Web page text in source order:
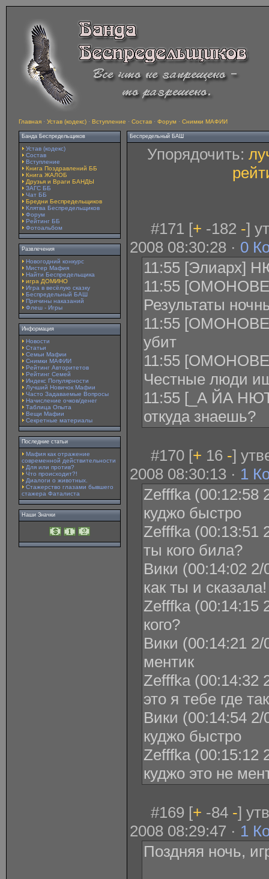
Главная · Устав (кодекс) · Вступление · Состав · Форум · Снимки МАФИИ
Банда Беспредельщиков
Устав (кодекс)
Состав
Вступление
Книга Поздравлений ББ
Книга ЖАЛОБ
Друзья и Враги БАНДЫ
ЗАГС ББ
Чат ББ
Бредни Беспредельщиков
Клятва Беспредельщиков
Форум
Рейтинг ББ
Фотоальбом
Развлечения
Новогодний конкурс
Мистер Мафия
Найти Беспредельщика
игра ДОМИНО
Игра в весёлую сказку
Беспредельный БАШ
Причины наказаний
Флеш - Игры
Информация
Новости
Статьи
Семьи Мафии
Снимки МАФИИ
Рейтинг Авторитетов
Рейтинг Семей
Индекс Популярности
Лучший Новичок Мафии
Часто Задаваемые Вопросы
Начисление очков/денег
Таблица Опыта
Вещи Мафии
Секретные материалы
Последние статьи
Мафия как отражение
современной действительности
Для или против?
Что происходит?!
Диалоги о животных.
Стажерство глазами бывшего
стажера Фаталиста
Наши Значки
Беспредельный БАШ
Упорядочить:
#171 [+ -182 -]
2008 08:30:28 · 0
11:55 [Элиарх]
11:55
Результаты
11:55
убит
11:55
Честные люди
11:55 [_А ЙА
откуда знаешь?
#170 [+ 16 -]
2008 08:30:13 · 1
Zefffka (00:12:58
куджо быстро
Zefffka (00:13:51
ты кого била?
Вики (00:14:02 2/
как ты и сказала!
Zefffka (00:14:15
кого?
Вики (00:14:21 2/
ментик
Zefffka (00:14:32
это я тебе где
Вики (00:14:54 2/
куджо быстро
Zefffka (00:15:12
куджо это не
#169 [+ -84 -]
2008 08:29:47 · 1
Поздняя ночь,